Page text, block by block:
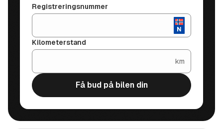
Registreringsnummer
Kilometerstand
km
Få bud på bilen din